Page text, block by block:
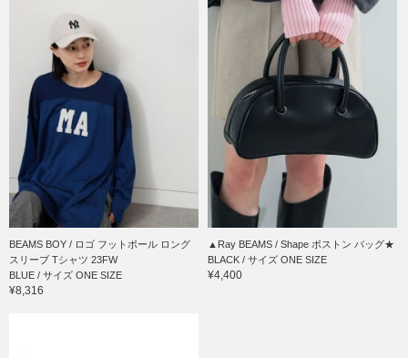
BEAMS BOY / ロゴ フットボール ロング
スリーブ Tシャツ 23FW
BLUE / サイズ ONE SIZE
¥8,316
▲Ray BEAMS / Shape ボストン バッグ★
BLACK / サイズ ONE SIZE
¥4,400